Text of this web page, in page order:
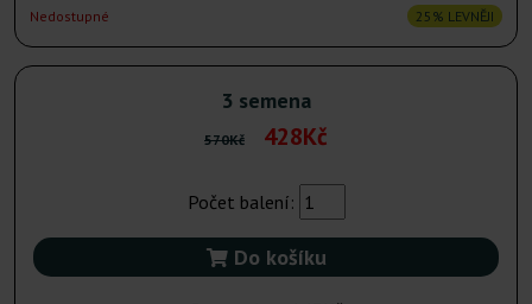
Nedostupné 25% LEVNĚJI
3 semena
570Kč 428Kč
Počet balení:
Do košíku